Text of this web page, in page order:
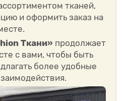
тканей,
и оформить заказ на
Ткани» продолжает
с вами, чтобы быть
более удобные